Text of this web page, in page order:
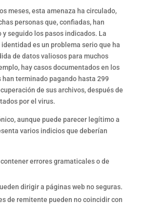
meses, esta amenaza ha circulado,
personas que, confiadas, han
seguido los pasos indicados. La
es un problema serio que ha
de datos valiosos para muchos
hay casos documentados en los
han terminado pagando hasta 299
de sus archivos, después de
por el virus.
aunque puede parecer legítimo a
varios indicios que deberían
errores gramaticales o de
dirigir a páginas web no seguras.
de remitente pueden no coincidir con